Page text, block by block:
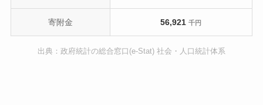
寄附金 56,921千円
出典：政府統計の総合窓口(e-Stat) 社会・人口統計体系